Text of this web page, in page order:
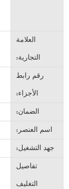
العلامة
التجارية:
رقم رابط
الأجزاء:
الضمان:
اسم العنصر:
جهد التشغيل:
تفاصيل
التغليف